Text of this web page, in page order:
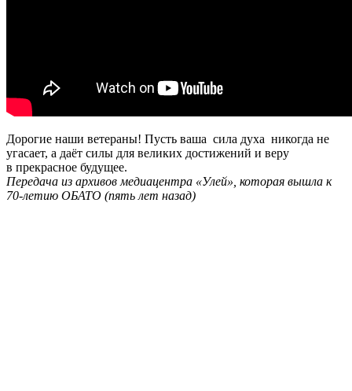
Дорогие наши ветераны! Пусть ваша сила духа никогда не
угасает, а даёт силы для великих достижений и веру
в прекрасное будущее.
Передача из архивов медиацентра «Улей», которая вышла к
70-летию ОБАТО (пять лет назад)